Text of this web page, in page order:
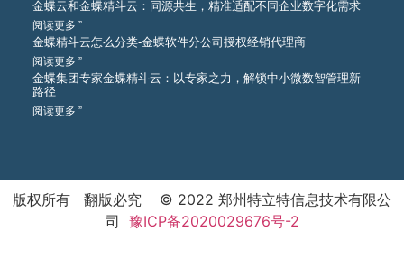
金蝶云和金蝶精斗云：同源共生，精准适配不同企业数字化需求
阅读更多 ”
金蝶精斗云怎么分类-金蝶软件分公司授权经销代理商
阅读更多 ”
金蝶集团专家金蝶精斗云：以专家之力，解锁中小微数智管理新
路径
阅读更多 ”
版权所有 翻版必究 © 2022 郑州特立特信息技术有限公
司 豫ICP备2020029676号-2